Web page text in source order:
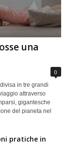
una
0
in tre grandi
attraverso
gigantesche
del pianeta nel
pratiche in